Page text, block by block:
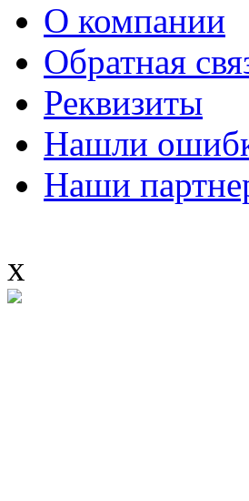
О компании
Обратная
Реквизиты
Нашли
Наши
x